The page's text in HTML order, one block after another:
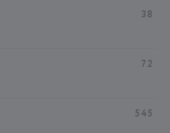
38
72
545